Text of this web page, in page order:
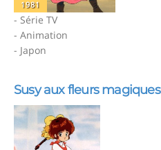
1981
- Série TV
- Animation
- Japon
Susy aux fleurs magiques